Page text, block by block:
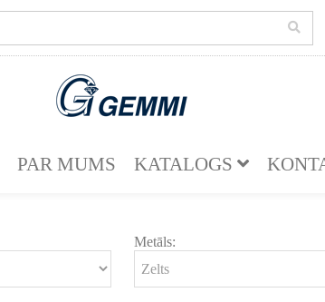
PAR MUMS KATALOGS
Metāls: